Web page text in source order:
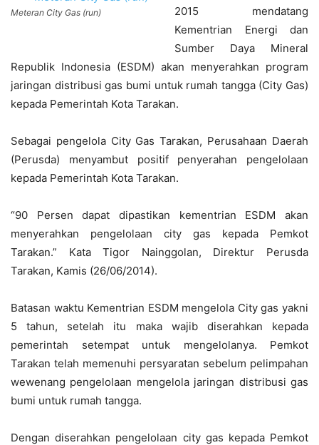
Meteran City Gas (run)
2015 mendatang
Kementrian Energi dan
Sumber Daya Mineral
Republik Indonesia (ESDM) akan menyerahkan program
jaringan distribusi gas bumi untuk rumah tangga (City Gas)
kepada Pemerintah Kota Tarakan.
Sebagai pengelola City Gas Tarakan, Perusahaan Daerah
(Perusda) menyambut positif penyerahan pengelolaan
kepada Pemerintah Kota Tarakan.
“90 Persen dapat dipastikan kementrian ESDM akan
menyerahkan pengelolaan city gas kepada Pemkot
Tarakan.” Kata Tigor Nainggolan, Direktur Perusda
Tarakan, Kamis (26/06/2014).
Batasan waktu Kementrian ESDM mengelola City gas yakni
5 tahun, setelah itu maka wajib diserahkan kepada
pemerintah setempat untuk mengelolanya. Pemkot
Tarakan telah memenuhi persyaratan sebelum pelimpahan
wewenang pengelolaan mengelola jaringan distribusi gas
bumi untuk rumah tangga.
Dengan diserahkan pengelolaan city gas kepada Pemkot